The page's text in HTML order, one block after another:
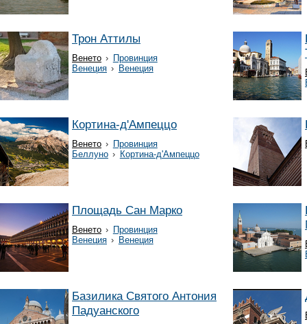
Трон Аттилы
Венето › Провинция
Венеция › Венеция
Кортина-д'Ампеццо
Венето › Провинция
Беллуно › Кортина-д'Ампеццо
Площадь Сан Марко
Венето › Провинция
Венеция › Венеция
Базилика Святого Антония
Падуанского